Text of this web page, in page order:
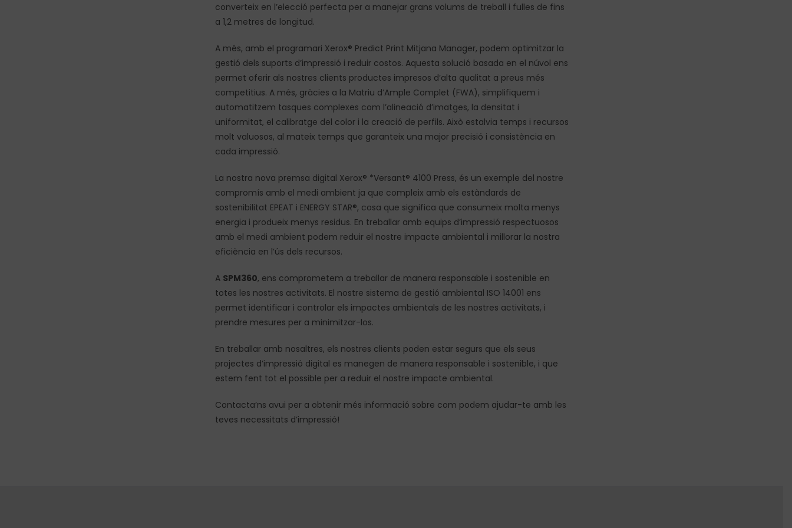
converteix en l’elecció perfecta per a manejar grans volums de treball i fulles de fins
a 1,2 metres de longitud.
A més, amb el programari Xerox® Predict Print Mitjana Manager, podem optimitzar la
gestió dels suports d’impressió i reduir costos. Aquesta solució basada en el núvol ens
permet oferir als nostres clients productes impresos d’alta qualitat a preus més
competitius. A més, gràcies a la Matriu d’Ample Complet (FWA), simplifiquem i
automatitzem tasques complexes com l’alineació d’imatges, la densitat i
uniformitat, el calibratge del color i la creació de perfils. Això estalvia temps i recursos
molt valuosos, al mateix temps que garanteix una major precisió i consistència en
cada impressió.
La nostra nova premsa digital Xerox® *Versant® 4100 Press, és un exemple del nostre
compromís amb el medi ambient ja que compleix amb els estàndards de
sostenibilitat EPEAT i ENERGY STAR®, cosa que significa que consumeix molta menys
energia i produeix menys residus. En treballar amb equips d’impressió respectuosos
amb el medi ambient podem reduir el nostre impacte ambiental i millorar la nostra
eficiència en l’ús dels recursos.
A SPM360, ens comprometem a treballar de manera responsable i sostenible en
totes les nostres activitats. El nostre sistema de gestió ambiental ISO 14001 ens
permet identificar i controlar els impactes ambientals de les nostres activitats, i
prendre mesures per a minimitzar-los.
En treballar amb nosaltres, els nostres clients poden estar segurs que els seus
projectes d’impressió digital es manegen de manera responsable i sostenible, i que
estem fent tot el possible per a reduir el nostre impacte ambiental.
Contacta’ns avui per a obtenir més informació sobre com podem ajudar-te amb les
teves necessitats d’impressió!